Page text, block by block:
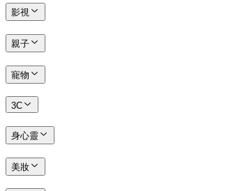
影視
親子
寵物
3C
身心靈
美妝